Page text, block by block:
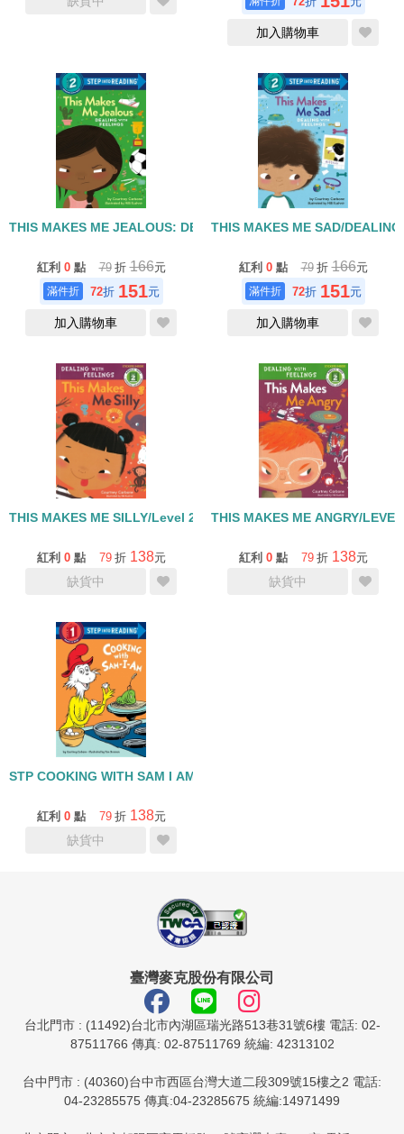
加入購物車
THIS MAKES ME JEALOUS: DEALING WITH FEELINGS/STEP
紅利 0 點 79 折166元
72折 151元
加入購物車
THIS MAKES ME SAD/
紅利 0 點 79 折166元
72折 151元
加入購物車
THIS MAKES ME SILLY/Level 2/貼紙書
紅利 0 點 79 折 138元
缺貨中
THIS MAKES ME ANGRY/LEVEl
紅利 0 點 79 折 138元
缺貨中
STP COOKING WITH SAM I AM /L1
紅利 0 點 79 折 138元
缺貨中
臺灣麥克股份有限公司
台北門市 : (11492)台北市內湖區瑞光路513巷31號6樓 電話: 02-
87511766 傳真: 02-87511769 統編: 42313102
台中門市 : (40360)台中市西區台灣大道二段309號15樓之2 電話:
04-23285575 傳真:04-23285675 統編:14971499